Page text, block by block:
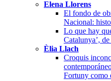
Elena Llorens
El fondo de
Nacional:
Lo que hay
Catalunya’,
Èlia Llach
Croquis
Fortuny como